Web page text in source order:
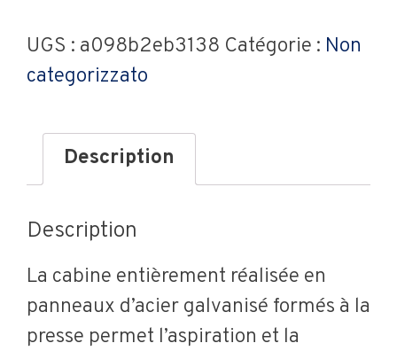
UGS : a098b2eb3138 Catégorie : Non
categorizzato
Description
Description
La cabine entièrement réalisée en
panneaux d’acier galvanisé formés à la
presse permet l’aspiration et la